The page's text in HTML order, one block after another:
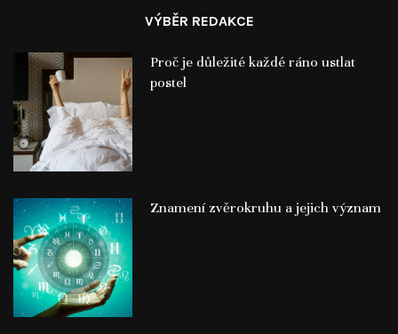
VÝBĚR REDAKCE
Proč je důležité každé ráno ustlat
postel
Znamení zvěrokruhu a jejich význam